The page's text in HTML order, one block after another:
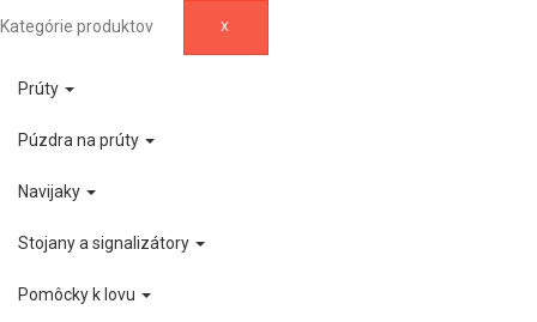
Kategórie produktov X
Prúty
Púzdra na prúty
Navijaky
Stojany a signalizátory
Pomôcky k lovu